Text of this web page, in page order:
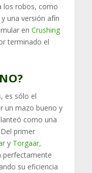
los robos, como
y una versión afín
enCrushing
terminado el
es sólo el
un mazo bueno y
como una
primer
y Torgaar,
perfectamente
su eficiencia